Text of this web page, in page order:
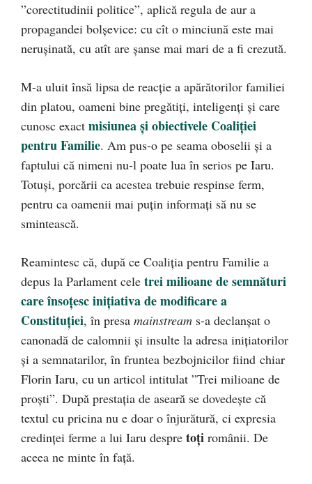
”corectitudinii politice”, aplică regula de aur a
propagandei bolșevice: cu cît o minciună este mai
nerușinată, cu atît are șanse mai mari de a fi crezută.
M-a uluit însă lipsa de reacție a apărătorilor familiei
din platou, oameni bine pregătiți, inteligenți și care
cunosc exact misiunea și obiectivele Coaliției
pentru Familie. Am pus-o pe seama oboselii și a
faptului că nimeni nu-l poate lua în serios pe Iaru.
Totuși, porcării ca acestea trebuie respinse ferm,
pentru ca oamenii mai puțin informați să nu se
smintească.
Reamintesc că, după ce Coaliția pentru Familie a
depus la Parlament cele trei milioane de semnături
care însoțesc inițiativa de modificare a
Constituției, în presa mainstream s-a declanșat o
canonadă de calomnii și insulte la adresa inițiatorilor
și a semnatarilor, în fruntea bezbojnicilor fiind chiar
Florin Iaru, cu un articol intitulat ”Trei milioane de
proști”. După prestația de aseară se dovedește că
textul cu pricina nu e doar o înjurătură, ci expresia
credinței ferme a lui Iaru despre toți românii. De
aceea ne minte în față.